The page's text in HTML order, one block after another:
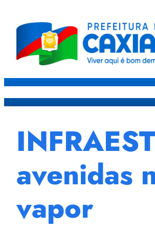
avenidas
vapor